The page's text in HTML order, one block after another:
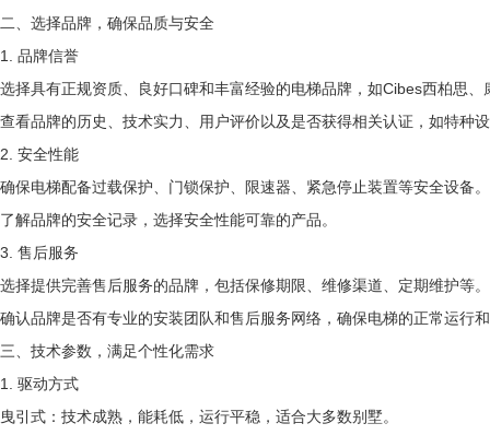
二、选择品牌，确保品质与安全
1. 品牌信誉
选择具有正规资质、良好口碑和丰富经验的电梯品牌，如Cibes西柏思、
查看品牌的历史、技术实力、用户评价以及是否获得相关认证，如特种
2. 安全性能
确保电梯配备过载保护、门锁保护、限速器、紧急停止装置等安全设备。
了解品牌的安全记录，选择安全性能可靠的产品。
3. 售后服务
选择提供完善售后服务的品牌，包括保修期限、维修渠道、定期维护等。
确认品牌是否有专业的安装团队和售后服务网络，确保电梯的正常运行
三、技术参数，满足个性化需求
1. 驱动方式
曳引式：技术成熟，能耗低，运行平稳，适合大多数别墅。